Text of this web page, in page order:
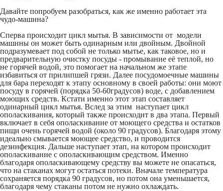
Давайте попробуем разобраться, как же именно работает эта
чудо-машина?
Сперва происходит цикл мытья. В зависимости от модели
машины он может быть одинарным или двойным. Двойной
подразумевает под собой не только мытье, как таковое, но и
предварительную очистку посуды - промывание её теплой, но
не горячей водой, это помогает на начальном же этапе
избавиться от прилипшей грязи. Далее посудомоечные машины
для бара переходят к этапу основному в своей работы: они моют
посуду в горячей (порядка 50-60градусов) воде, с добавлением
моющих средств. Кстати именно этот этап составляет
одинарный цикл мытья. Вслед за этим наступает цикл
ополаскивания, который также происходит в два этапа. Первый
включает в себя ополаскивание от моющего средства и остатков
пищи очень горячей водой (около 90 градусов). Благодаря этому
идеально смывается моющее средство, и проводится
дезинфекция. Дальше наступает этап, на котором происходит
ополаскивание с ополаскивающим средством. Именно
благодаря ополаскивающему средству вы можете не опасаться,
что на стаканах могут остаться потеки. Вначале температура
сохраняется порядка 90 градусов, но потом она уменьшается,
благодаря чему стаканы потом не нужно охлаждать.